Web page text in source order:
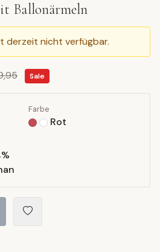
Ballonärmeln
derzeit nicht verfügbar.
Sale
Farbe
Rot